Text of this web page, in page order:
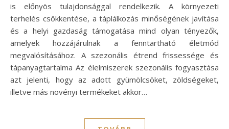
is előnyös tulajdonsággal rendelkezik. A környezeti
terhelés csökkentése, a táplálkozás minőségének javítása
és a helyi gazdaság támogatása mind olyan tényezők,
amelyek hozzájárulnak a fenntartható életmód
megvalósításához. A szezonális étrend frissessége és
tápanyagtartalma Az élelmiszerek szezonális fogyasztása
azt jelenti, hogy az adott gyümölcsöket, zöldségeket,
illetve más növényi termékeket akkor…